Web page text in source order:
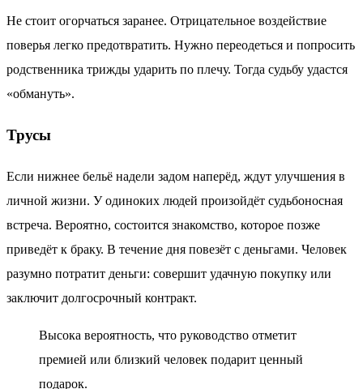
Не стоит огорчаться заранее. Отрицательное воздействие
поверья легко предотвратить. Нужно переодеться и попросить
родственника трижды ударить по плечу. Тогда судьбу удастся
«обмануть».
Трусы
Если нижнее бельё надели задом наперёд, ждут улучшения в
личной жизни. У одиноких людей произойдёт судьбоносная
встреча. Вероятно, состоится знакомство, которое позже
приведёт к браку. В течение дня повезёт с деньгами. Человек
разумно потратит деньги: совершит удачную покупку или
заключит долгосрочный контракт.
Высока вероятность, что руководство отметит
премией или близкий человек подарит ценный
подарок.